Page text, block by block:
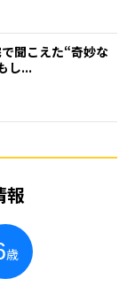
聞こえた“奇妙な
し...
報
歳